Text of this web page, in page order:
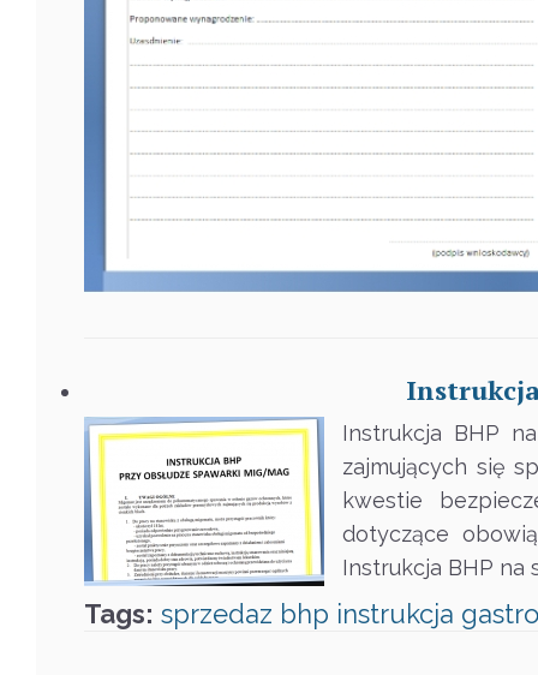
Instrukcja BHP
zajmujących się
kwestie
dotyczące
Instrukcja BHP na
Tags: sprzedaz bhp instrukcja